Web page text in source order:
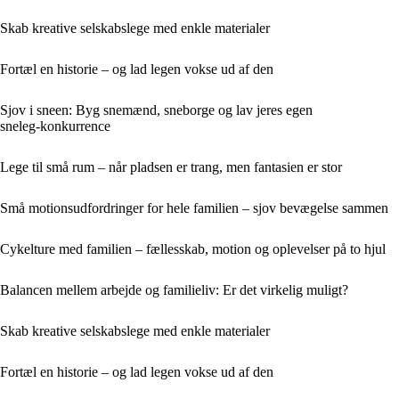
Skab kreative selskabslege med enkle materialer
Fortæl en historie – og lad legen vokse ud af den
Sjov i sneen: Byg snemænd, sneborge og lav jeres egen
sneleg‑konkurrence
Lege til små rum – når pladsen er trang, men fantasien er stor
Små motionsudfordringer for hele familien – sjov bevægelse sammen
Cykelture med familien – fællesskab, motion og oplevelser på to hjul
Balancen mellem arbejde og familieliv: Er det virkelig muligt?
Skab kreative selskabslege med enkle materialer
Fortæl en historie – og lad legen vokse ud af den